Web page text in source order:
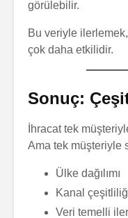
görülebilir.
Bu veriyle
çok daha etkilidir.
Sonuç:
İhracat tek
Ama tek müşteriyle
Ülke dağılımı
Kanal
Veri temelli